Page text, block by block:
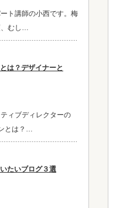
ト講師の小西です。梅
むし…
とは？デザイナーと
ィブディレクターの
とは？…
たいブログ３選